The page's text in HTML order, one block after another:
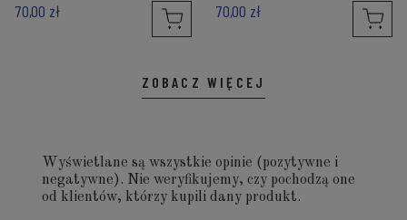
70,00 zł 70,00 zł
ZOBACZ WIĘCEJ
Wyświetlane są wszystkie opinie (pozytywne i
negatywne). Nie weryfikujemy, czy pochodzą one
od klientów, którzy kupili dany produkt.